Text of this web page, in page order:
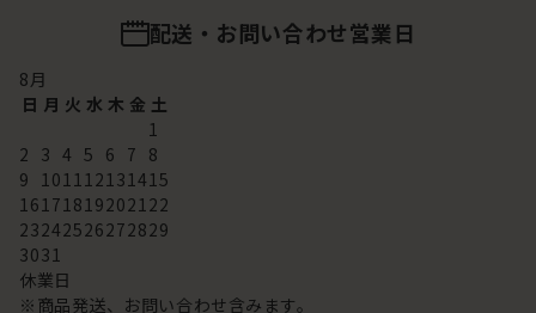
配送・お問い合わせ営業日
8月
日 月 火 水 木 金 土
1
2 3 4 5 6 7 8
9 101112131415
16171819202122
23242526272829
3031
休業日
※商品発送、お問い合わせ含みます。